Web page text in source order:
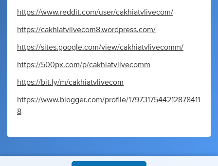
https://www.reddit.com/user/cakhiatvlivecom/
https://cakhiatvlivecom8.wordpress.com/
https://sites.google.com/view/cakhiatvlivecomm/
https://500px.com/p/cakhiatvlivecomm
https://bit.ly/m/cakhiatvlivecom
https://www.blogger.com/profile/1797317544212878411
8